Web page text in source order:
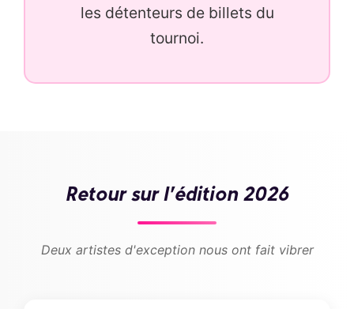
les détenteurs de billets du
tournoi.
Retour sur l'édition 2026
Deux artistes d'exception nous ont fait vibrer